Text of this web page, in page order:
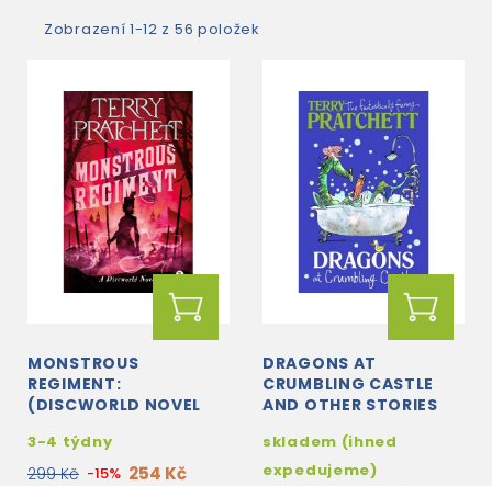
Zobrazení 1-12 z 56 položek
MONSTROUS
REGIMENT:
(DISCWORLD NOVEL
3-4 týdny
299 Kč -15% 254 Kč
DRAGONS AT
CRUMBLING CASTLE
AND OTHER STORIES
skladem (ihned
expedujeme)